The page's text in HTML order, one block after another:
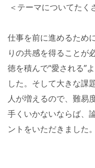
＜テーマについてた
仕事を前に進めるため
りの共感を得ることが
徳を積んで“愛される”
した。そして大きな課
人が増えるので、難易
手くいかないならば、
ントをいただきました。